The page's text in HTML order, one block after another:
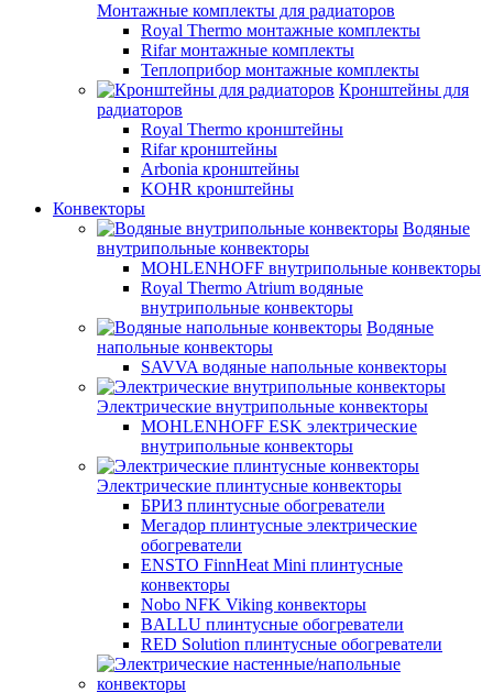
Монтажные комплекты для радиаторов
Royal Thermo монтажные комплекты
Rifar монтажные комплекты
Теплоприбор монтажные комплекты
Кронштейны для
радиаторов
Royal Thermo кронштейны
Rifar кронштейны
Arbonia кронштейны
KOHR кронштейны
Конвекторы
Водяные
внутрипольные конвекторы
MOHLENHOFF внутрипольные конвекторы
Royal Thermo Atrium водяные
внутрипольные конвекторы
Водяные
напольные конвекторы
SAVVA водяные напольные конвекторы
Электрические внутрипольные конвекторы
MOHLENHOFF ESK электрические
внутрипольные конвекторы
Электрические плинтусные конвекторы
БРИЗ плинтусные обогреватели
Мегадор плинтусные электрические
обогреватели
ENSTO FinnHeat Mini плинтусные
конвекторы
Nobo NFK Viking конвекторы
BALLU плинтусные обогреватели
RED Solution плинтусные обогреватели